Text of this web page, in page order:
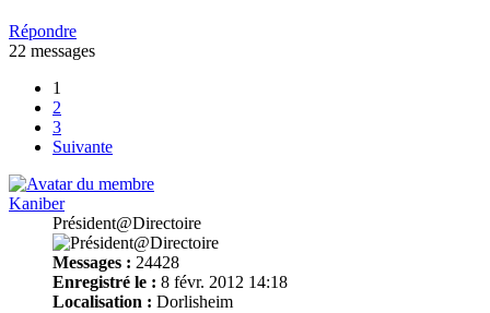
Répondre
22 messages
1
2
3
Suivante
Kaniber
Président@Directoire
Messages : 24428
Enregistré le : 8 févr. 2012 14:18
Localisation : Dorlisheim